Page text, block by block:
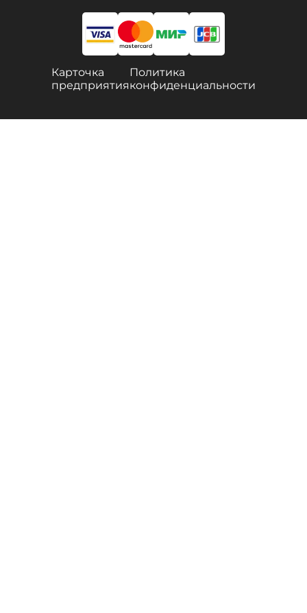
Карточка
предприятия
Политика
конфиденциальности